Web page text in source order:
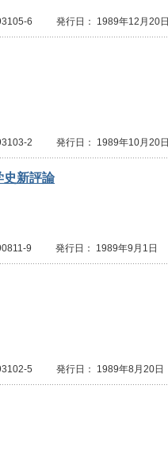
6 発行日： 1989年12月20日
2 発行日： 1989年10月20日
新評論
9 発行日： 1989年9月1日
5 発行日： 1989年8月20日